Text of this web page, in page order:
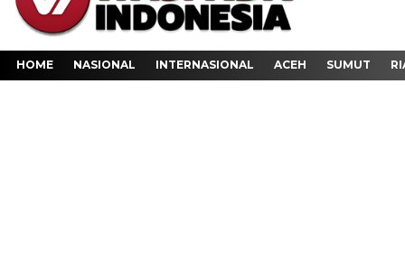
HOME NASIONAL INTERNASIONAL ACEH SUMUT